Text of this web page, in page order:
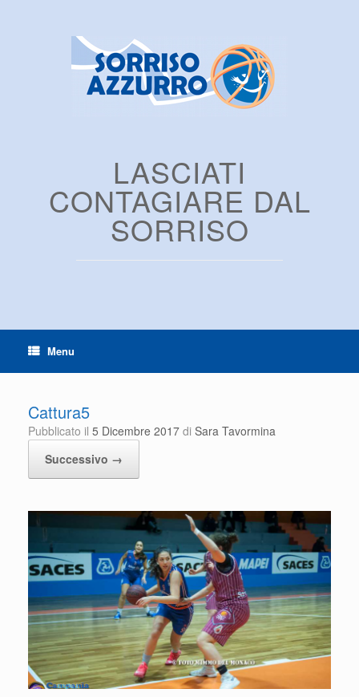
LASCIATI
CONTAGIARE DAL
SORRISO
Menu
Cattura5
Pubblicato il 5 Dicembre 2017 di Sara Tavormina
Successivo →